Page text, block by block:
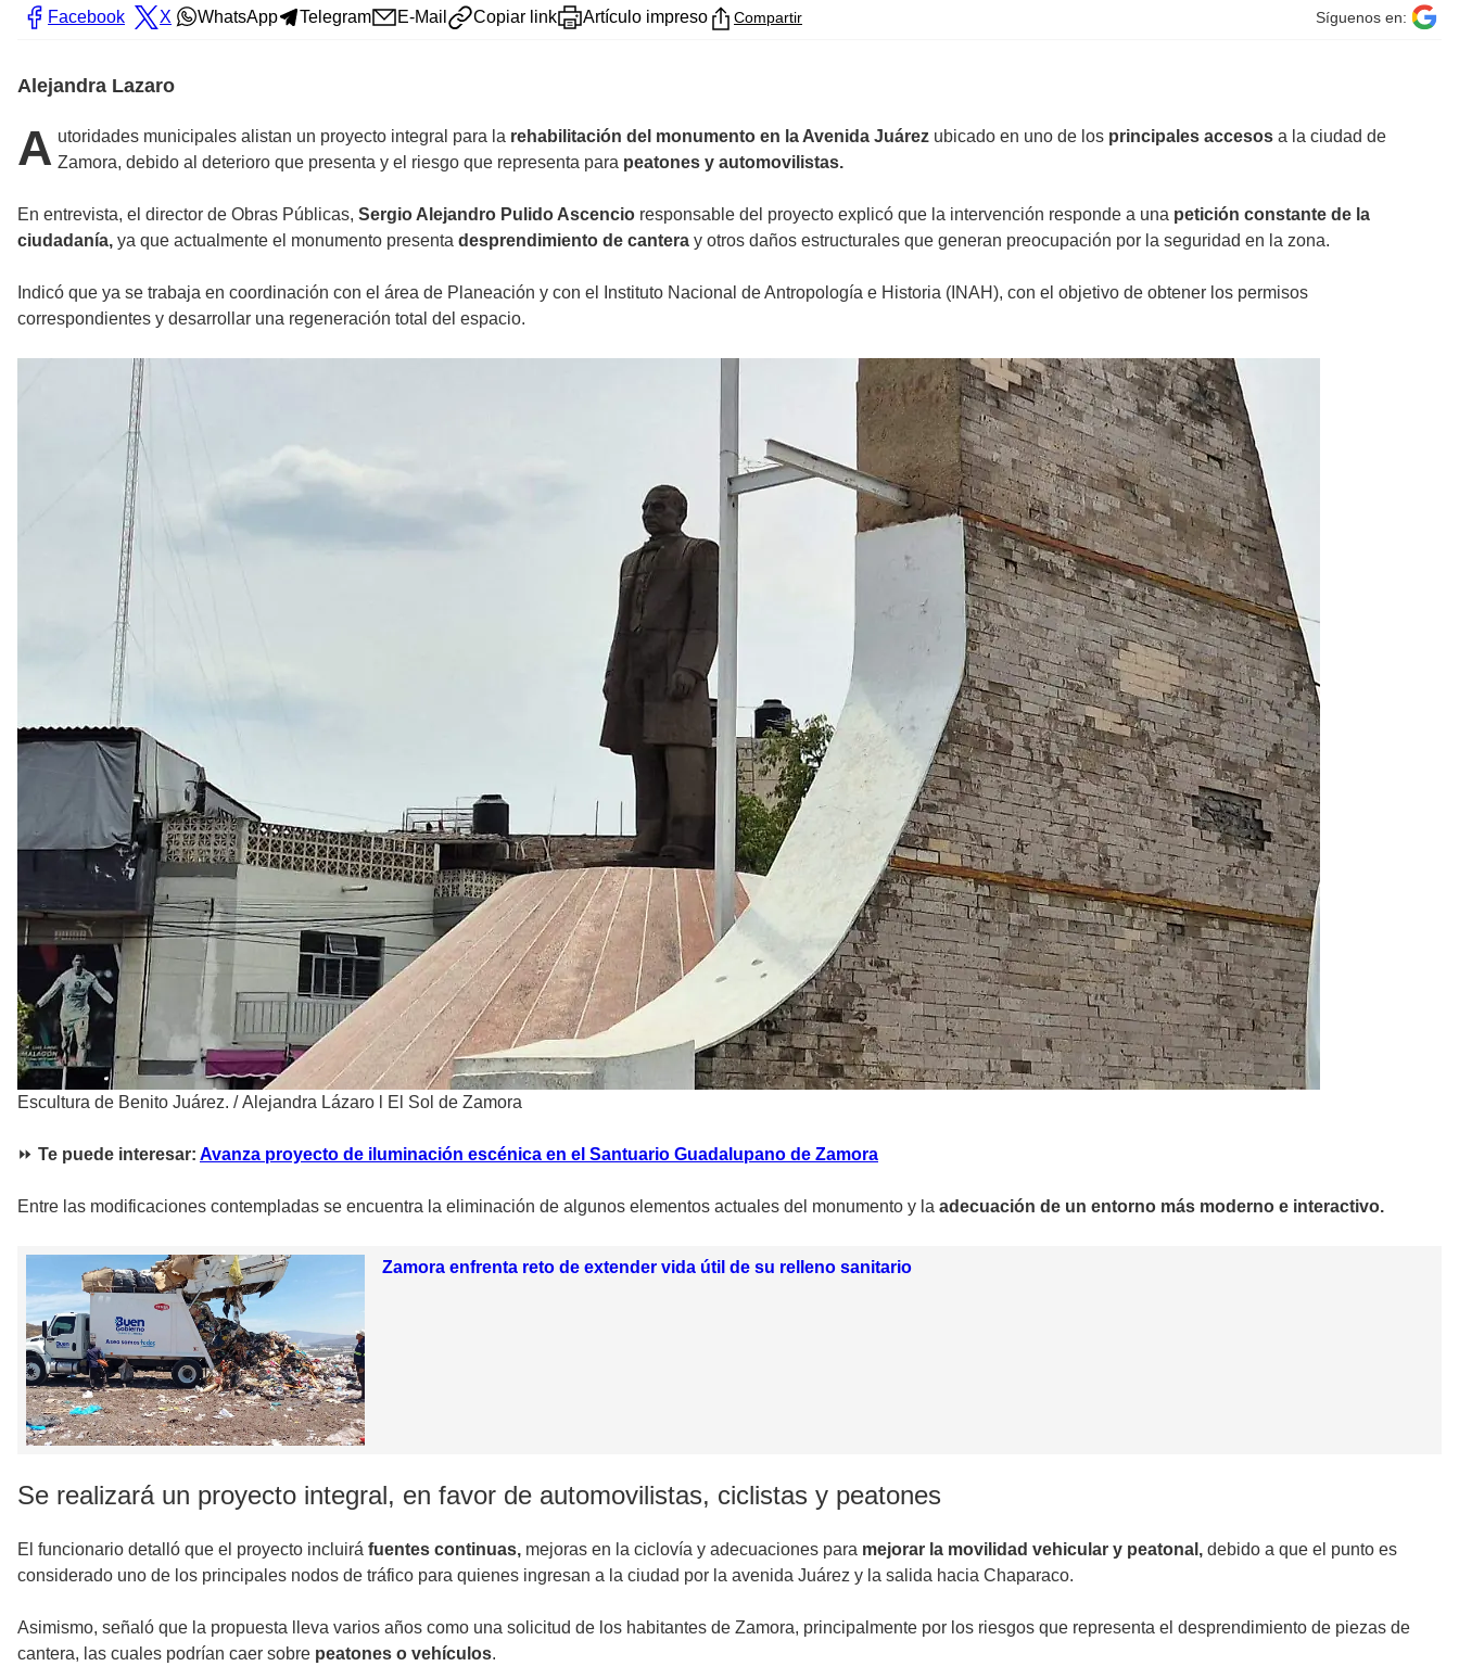
Facebook X WhatsApp Telegram E-Mail Copiar link Artículo impreso Compartir Síguenos en:
Alejandra Lazaro
A utoridades municipales alistan un proyecto integral para la rehabilitación del monumento en la Avenida Juárez ubicado en uno de los principales accesos a la ciudad de
Zamora, debido al deterioro que presenta y el riesgo que representa para peatones y automovilistas.
En entrevista, el director de Obras Públicas, Sergio Alejandro Pulido Ascencio responsable del proyecto explicó que la intervención responde a una petición constante de la
ciudadanía, ya que actualmente el monumento presenta desprendimiento de cantera y otros daños estructurales que generan preocupación por la seguridad en la zona.
Indicó que ya se trabaja en coordinación con el área de Planeación y con el Instituto Nacional de Antropología e Historia (INAH), con el objetivo de obtener los permisos
correspondientes y desarrollar una regeneración total del espacio.
Escultura de Benito Juárez. /Alejandra Lázaro l El Sol de Zamora
⏩ Te puede interesar: Avanza proyecto de iluminación escénica en el Santuario Guadalupano de Zamora
Entre las modificaciones contempladas se encuentra la eliminación de algunos elementos actuales del monumento y la adecuación de un entorno más moderno e interactivo.
Zamora enfrenta reto de extender vida útil de su relleno sanitario
Se realizará un proyecto integral, en favor de automovilistas, ciclistas y peatones
El funcionario detalló que el proyecto incluirá fuentes continuas, mejoras en la ciclovía y adecuaciones para mejorar la movilidad vehicular y peatonal, debido a que el punto es
considerado uno de los principales nodos de tráfico para quienes ingresan a la ciudad por la avenida Juárez y la salida hacia Chaparaco.
Asimismo, señaló que la propuesta lleva varios años como una solicitud de los habitantes de Zamora, principalmente por los riesgos que representa el desprendimiento de piezas de
cantera, las cuales podrían caer sobre peatones o vehículos.